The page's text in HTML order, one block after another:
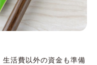
活費以外の資金も準備